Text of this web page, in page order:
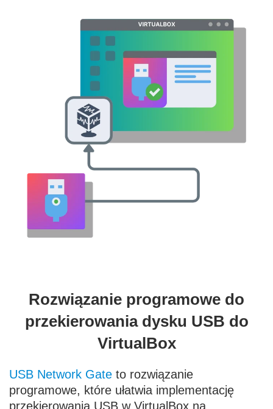
Rozwiązanie programowe do
przekierowania dysku USB do
VirtualBox
USB Network Gate to rozwiązanie
programowe, które ułatwia implementację
przekierowania USB w VirtualBox na